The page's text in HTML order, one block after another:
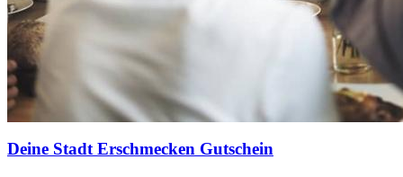
Deine Stadt Erschmecken Gutschein